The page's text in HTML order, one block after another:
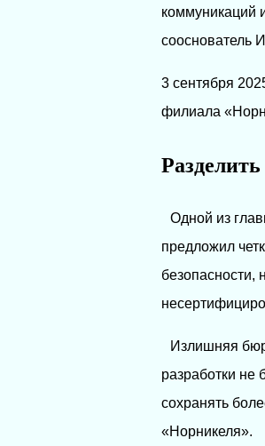
коммуникаций
сооснователь
3 сентября
филиала
Одной из
предложил
безопасности,
Излишняя
разработки не
сохранять
«Норникеля».